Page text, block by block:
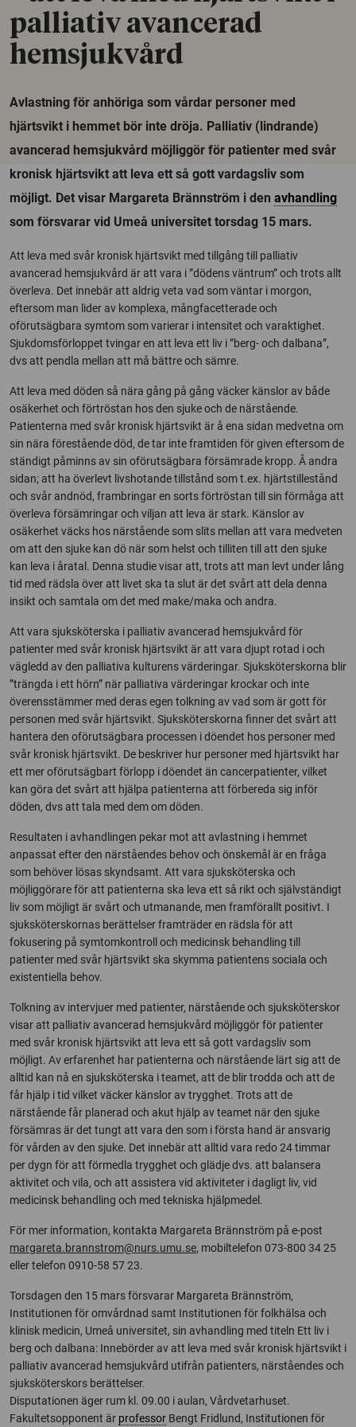
palliativ avancerad
hemsjukvård
Avlastning för anhöriga som vårdar personer med
hjärtsvikt i hemmet bör inte dröja. Palliativ (lindrande)
avancerad hemsjukvård möjliggör för patienter med svår
kronisk hjärtsvikt att leva ett så gott vardagsliv som
möjligt. Det visar Margareta Brännström i den avhandling
som försvarar vid Umeå universitet torsdag 15 mars.
Att leva med svår kronisk hjärtsvikt med tillgång till palliativ
avancerad hemsjukvård är att vara i ”dödens väntrum” och trots allt
överleva. Det innebär att aldrig veta vad som väntar i morgon,
eftersom man lider av komplexa, mångfacetterade och
oförutsägbara symtom som varierar i intensitet och varaktighet.
Sjukdomsförloppet tvingar en att leva ett liv i ”berg- och dalbana”,
dvs att pendla mellan att må bättre och sämre.
Att leva med döden så nära gång på gång väcker känslor av både
osäkerhet och förtröstan hos den sjuke och de närstående.
Patienterna med svår kronisk hjärtsvikt är å ena sidan medvetna om
sin nära förestående död, de tar inte framtiden för given eftersom de
ständigt påminns av sin oförutsägbara försämrade kropp. Å andra
sidan; att ha överlevt livshotande tillstånd som t.ex. hjärtstillestånd
och svår andnöd, frambringar en sorts förtröstan till sin förmåga att
överleva försämringar och viljan att leva är stark. Känslor av
osäkerhet väcks hos närstående som slits mellan att vara medveten
om att den sjuke kan dö när som helst och tilliten till att den sjuke
kan leva i åratal. Denna studie visar att, trots att man levt under lång
tid med rädsla över att livet ska ta slut är det svårt att dela denna
insikt och samtala om det med make/maka och andra.
Att vara sjuksköterska i palliativ avancerad hemsjukvård för
patienter med svår kronisk hjärtsvikt är att vara djupt rotad i och
vägledd av den palliativa kulturens värderingar. Sjuksköterskorna blir
”trängda i ett hörn” när palliativa värderingar krockar och inte
överensstämmer med deras egen tolkning av vad som är gott för
personen med svår hjärtsvikt. Sjuksköterskorna finner det svårt att
hantera den oförutsägbara processen i döendet hos personer med
svår kronisk hjärtsvikt. De beskriver hur personer med hjärtsvikt har
ett mer oförutsägbart förlopp i döendet än cancerpatienter, vilket
kan göra det svårt att hjälpa patienterna att förbereda sig inför
döden, dvs att tala med dem om döden.
Resultaten i avhandlingen pekar mot att avlastning i hemmet
anpassat efter den närståendes behov och önskemål är en fråga
som behöver lösas skyndsamt. Att vara sjuksköterska och
möjliggörare för att patienterna ska leva ett så rikt och självständigt
liv som möjligt är svårt och utmanande, men framförallt positivt. I
sjuksköterskornas berättelser framträder en rädsla för att
fokusering på symtomkontroll och medicinsk behandling till
patienter med svår hjärtsvikt ska skymma patientens sociala och
existentiella behov.
Tolkning av intervjuer med patienter, närstående och sjuksköterskor
visar att palliativ avancerad hemsjukvård möjliggör för patienter
med svår kronisk hjärtsvikt att leva ett så gott vardagsliv som
möjligt. Av erfarenhet har patienterna och närstående lärt sig att de
alltid kan nå en sjuksköterska i teamet, att de blir trodda och att de
får hjälp i tid vilket väcker känslor av trygghet. Trots att de
närstående får planerad och akut hjälp av teamet när den sjuke
försämras är det tungt att vara den som i första hand är ansvarig
för vården av den sjuke. Det innebär att alltid vara redo 24 timmar
per dygn för att förmedla trygghet och glädje dvs. att balansera
aktivitet och vila, och att assistera vid aktiviteter i dagligt liv, vid
medicinsk behandling och med tekniska hjälpmedel.
För mer information, kontakta Margareta Brännström på e-post
margareta.brannstrom@nurs.umu.se, mobiltelefon 073-800 34 25
eller telefon 0910-58 57 23.
Torsdagen den 15 mars försvarar Margareta Brännström,
Institutionen för omvårdnad samt Institutionen för folkhälsa och
klinisk medicin, Umeå universitet, sin avhandling med titeln Ett liv i
berg och dalbana: Innebörder av att leva med svår kronisk hjärtsvikt i
palliativ avancerad hemsjukvård utifrån patienters, närståendes och
sjuksköterskors berättelser.
Disputationen äger rum kl. 09.00 i aulan, Vårdvetarhuset.
Fakultetsopponent är professor Bengt Fridlund, Institutionen för